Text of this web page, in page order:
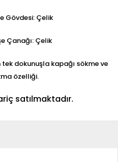
Gövdesi: Çelik
Çanağı: Çelik
dokunuşla kapağı sökme ve
özelliği.
satılmaktadır.